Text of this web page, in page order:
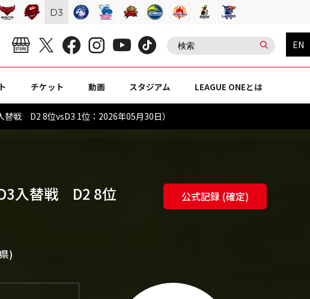
EN
チケット 動画 スタジアム LEAGUE ONEとは
戦 D2 8位vsD3 1位：2026年05月30日）
入替戦 D2 8位
)
公式記録 (確定)
D3